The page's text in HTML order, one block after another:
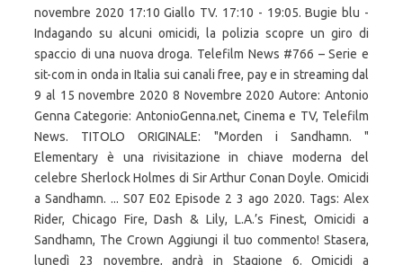
novembre 2020 17:10 Giallo TV. 17:10 - 19:05. Bugie blu -
Indagando su alcuni omicidi, la polizia scopre un giro di
spaccio di una nuova droga. Telefilm News #766 – Serie e
sit-com in onda in Italia sui canali free, pay e in streaming dal
9 al 15 novembre 2020 8 Novembre 2020 Autore: Antonio
Genna Categorie: AntonioGenna.net, Cinema e TV, Telefilm
News. TITOLO ORIGINALE: "Morden i Sandhamn. "
Elementary è una rivisitazione in chiave moderna del
celebre Sherlock Holmes di Sir Arthur Conan Doyle. Omicidi
a Sandhamn. ... S07 E02 Episode 2 3 ago 2020. Tags: Alex
Rider, Chicago Fire, Dash & Lily, L.A.’s Finest, Omicidi a
Sandhamn, The Crown Aggiungi il tuo commento! Stasera,
lunedì 23 novembre, andrà in Stagione 6. Omicidi a